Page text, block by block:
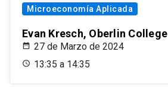
Microeconomía Aplicada
Evan Kresch, Oberlin College
27 de Marzo de 2024
13:35 a 14:35